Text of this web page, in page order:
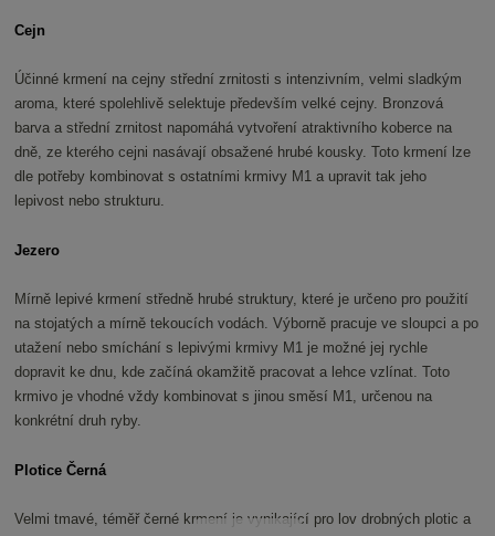
Cejn
Účinné krmení na cejny střední zrnitosti s intenzivním, velmi sladkým
aroma, které spolehlivě selektuje především velké cejny. Bronzová
barva a střední zrnitost napomáhá vytvoření atraktivního koberce na
dně, ze kterého cejni nasávají obsažené hrubé kousky. Toto krmení lze
dle potřeby kombinovat s ostatními krmivy M1 a upravit tak jeho
lepivost nebo strukturu.
Jezero
Mírně lepivé krmení středně hrubé struktury, které je určeno pro použití
na stojatých a mírně tekoucích vodách. Výborně pracuje ve sloupci a po
utažení nebo smíchání s lepivými krmivy M1 je možné jej rychle
dopravit ke dnu, kde začíná okamžitě pracovat a lehce vzlínat. Toto
krmivo je vhodné vždy kombinovat s jinou směsí M1, určenou na
konkrétní druh ryby.
Plotice Černá
Velmi tmavé, téměř černé krmení je vynikající pro lov drobných plotic a